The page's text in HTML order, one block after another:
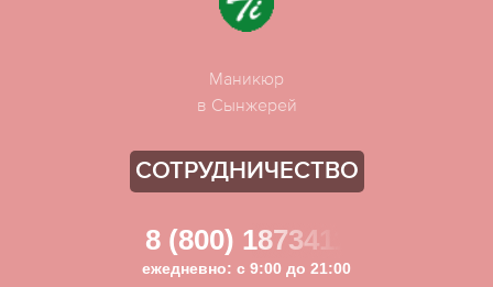
Маникюр
в Сынжерей
СОТРУДНИЧЕСТВО
8 (800) 1873411
ежедневно: с 9:00 до 21:00